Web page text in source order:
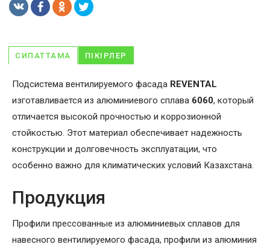
СИПАТТАМА ПІКІРЛЕР
Подсистема вентилируемого фасада REVENTAL
изготавливается из алюминиевого сплава 6060, который
отличается высокой прочностью и коррозионной
стойкостью. Этот материал обеспечивает надежность
конструкции и долговечность эксплуатации, что
особенно важно для климатических условий Казахстана.
Продукция
Профили прессованные из алюминиевых сплавов для
навесного вентилируемого фасада, профили из алюминия